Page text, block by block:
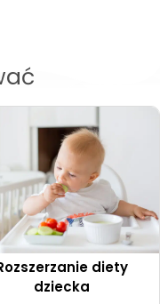
diety
dziecka